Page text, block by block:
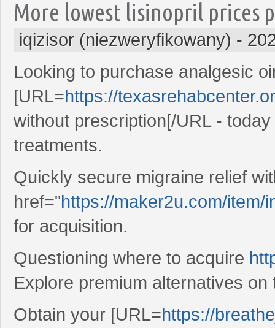
More lowest lisinopril prices
iqizisor (niezweryfikowany) -
Looking to purchase analgesic
[URL=https://
without prescription[/URL -
treatments.
Quickly secure migraine relief
href="https://maker2u.com/item/
for acquisition.
Questioning where to acquire
Explore premium alternatives on
Obtain your [URL=https://